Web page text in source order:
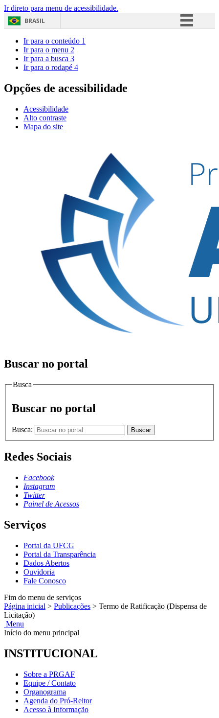
Ir direto para menu de acessibilidade.
BRASIL
Acesso à informação
Ir para o conteúdo 1
Ir para o menu 2
Ir para a busca 3
Ir para o rodapé 4
Opções de acessibilidade
Acessibilidade
Alto contraste
Mapa do site
Buscar no portal
Busca
Buscar no portal
Busca: Buscar
Redes Sociais
Facebook
Instagram
Twitter
Painel de Acessos
Serviços
Portal da UFCG
Portal da Transparência
Dados Abertos
Ouvidoria
Fale Conosco
Fim do menu de serviços
Página inicial > Publicações > Termo de Ratificação (Dispensa de
Licitação)
Menu
Início do menu principal
INSTITUCIONAL
Sobre a PRGAF
Equipe / Contato
Organograma
Agenda do Pró-Reitor
Acesso à Informação